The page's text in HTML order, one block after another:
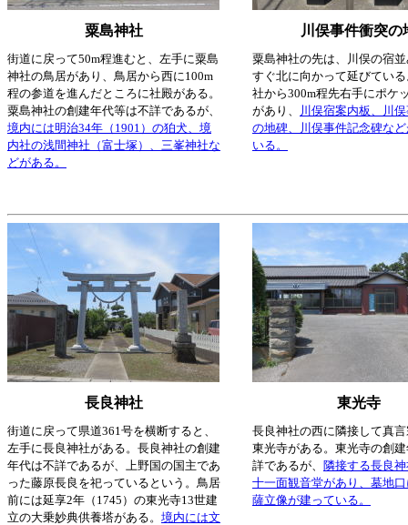
粟島神社 川俣事件衝突の
街道に戻って50m程進むと、左手に粟島
神社の鳥居があり、鳥居から西に100m
程の参道を進んだところに社殿がある。
粟島神社の創建年代等は不詳であるが、
境内には明治34年（1901）の狛犬、境
内社の浅間神社（富士塚）、三峯神社な
どがある。
粟島神社の先は、川俣の宿
すぐ北に向かって延びてい
社から300m程先右手にポケ
があり、
川俣宿案内板、川
の地碑、川俣事件記念碑な
いる。
長良神社 東光寺
街道に戻って県道361号を横断すると、
左手に長良神社がある。長良神社の創建
年代は不詳であるが、上野国の国主であ
った藤原長良を祀っているという。鳥居
前には延享2年（1745）の東光寺13世建
立の大乗妙典供養塔がある。 境内には文
長良神社の西に隣接して真
東光寺がある。東光寺の創
詳であるが、 隣接する長良
十一面観音堂があり、墓地
薩立像が建っている。